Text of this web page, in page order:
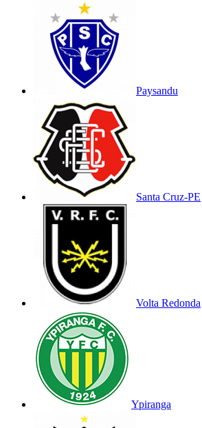
Paysandu
Santa Cruz-PE
Volta Redonda
Ypiranga